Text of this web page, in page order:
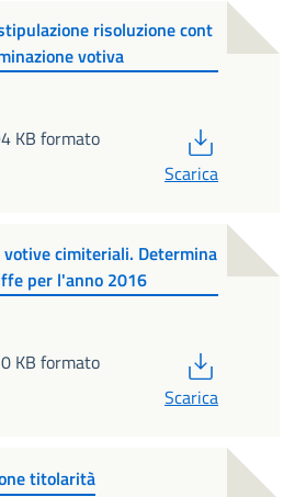
risoluzione cont
votiva
KB formato
Scarica
votive cimiteriali. Determina
per l'anno 2016
KB formato
Scarica
titolarità